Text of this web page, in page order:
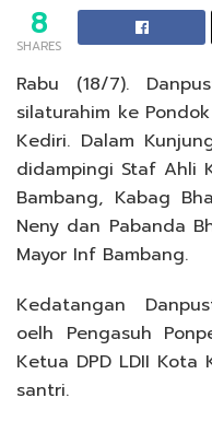
8
SHARES
Rabu (18/7).
silaturahim ke
Kediri. Dalam
didampingi Staf Ahli
Bambang, Kabag
Neny dan Pabanda
Mayor Inf Bambang.
Kedatangan
oelh Pengasuh
Ketua DPD LDII Kota
santri.